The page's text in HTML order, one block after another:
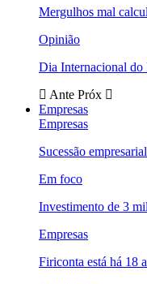
Mergulhos mal
Opinião
Dia Internacional do
Ante Próx
Empresas
Empresas
Sucessão
Em foco
Investimento de 3
Empresas
Firiconta está há 18